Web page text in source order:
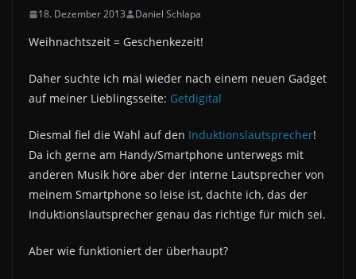
18. Dezember 2013 Daniel Schlapa
Weihnachtszeit = Geschenkezeit!
Daher suchte ich mal wieder nach einem neuen Gadget
auf meiner Lieblingsseite: Getdigital
Diesmal fiel die Wahl auf den Induktionslautsprecher!
Da ich gerne am Handy/Smartphone unterwegs mit
anderen Musik höre aber der interne Lautsprecher von
meinem Smartphone so leise ist, dachte ich, das der
Induktionslautsprecher genau das richtige für mich sei.
Aber wie funktioniert der überhaupt?